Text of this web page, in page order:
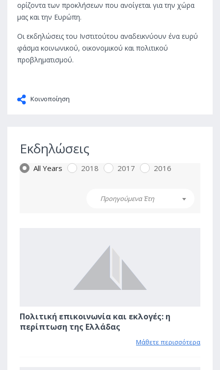
ορίζοντα των προκλήσεων που ανοίγεται για την χώρα
μας και την Ευρώπη.
Οι εκδηλώσεις του Ινστιτούτου αναδεικνύουν ένα ευρύ
φάσμα κοινωνικού, οικονομικού και πολιτικού
προβληματισμού.
Κοινοποίηση
Εκδηλώσεις
All Years 2018 2017 2016
Προηγούμενα Έτη
Πολιτική επικοινωνία και εκλογές: η
περίπτωση της Ελλάδας
Μάθετε περισσότερα